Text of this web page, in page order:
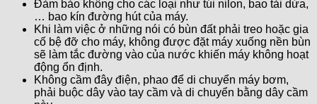
Đảm bảo không cho các loại như túi nilon, bao tải dứa,
… bao kín đường hút của máy.
Khi làm việc ở những nói có bùn đất phải treo hoặc gia
cố bệ đỡ cho máy, không được đặt máy xuống nền bùn
sẽ làm tắc đường vào của nước khiến máy không hoạt
động ổn định.
Không cầm đây điện, phao để di chuyển máy bơm,
phải buộc dây vào tay cầm và di chuyển bằng dây cầm